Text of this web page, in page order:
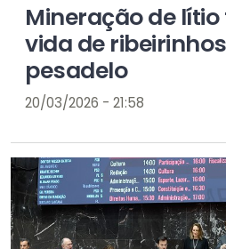
Mineração de
vida de
pesadelo
20/03/2026 - 21:58